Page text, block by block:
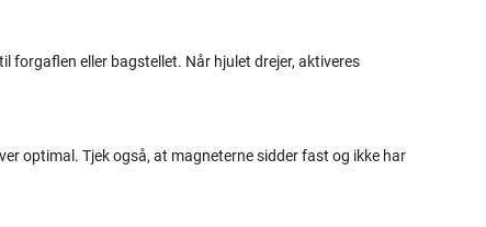
forgaflen eller bagstellet. Når hjulet drejer, aktiveres
optimal. Tjek også, at magneterne sidder fast og ikke har